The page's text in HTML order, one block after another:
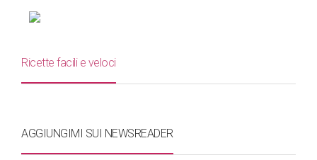
Ricette facili e veloci
AGGIUNGIMI SUI NEWSREADER